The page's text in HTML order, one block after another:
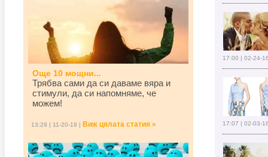
Още 10 мощни...
Трябва сами да си даваме вяра и
стимули, да си напомняме, че
можем!
13:29 | 11-20-19 | Виж цялата статия »
17:00 | 02-24-
17:07 | 02-03-